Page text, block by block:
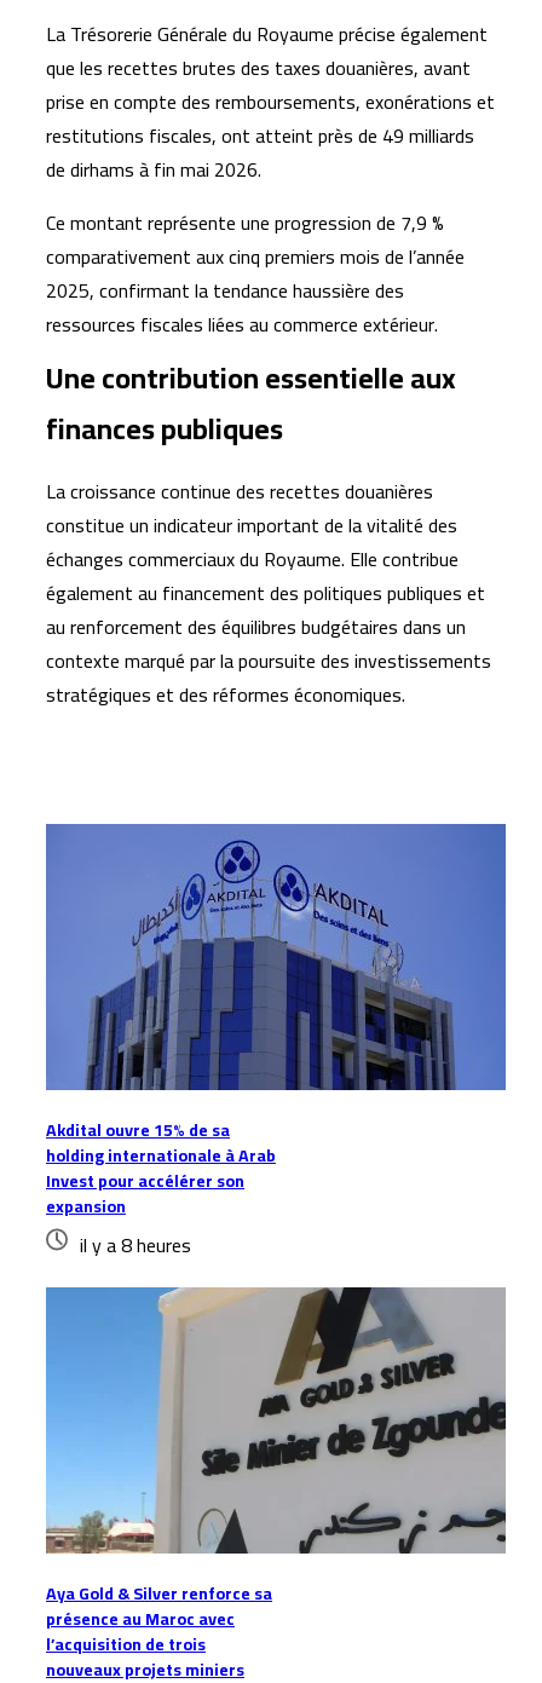
La Trésorerie Générale du Royaume précise également
que les recettes brutes des taxes douanières, avant
prise en compte des remboursements, exonérations et
restitutions fiscales, ont atteint près de 49 milliards
de dirhams à fin mai 2026.
Ce montant représente une progression de 7,9 %
comparativement aux cinq premiers mois de l’année
2025, confirmant la tendance haussière des
ressources fiscales liées au commerce extérieur.
Une contribution essentielle aux
finances publiques
La croissance continue des recettes douanières
constitue un indicateur important de la vitalité des
échanges commerciaux du Royaume. Elle contribue
également au financement des politiques publiques et
au renforcement des équilibres budgétaires dans un
contexte marqué par la poursuite des investissements
stratégiques et des réformes économiques.
Akdital ouvre 15% de sa
holding internationale à Arab
Invest pour accélérer son
expansion
il y a 8 heures
Aya Gold & Silver renforce sa
présence au Maroc avec
l’acquisition de trois
nouveaux projets miniers